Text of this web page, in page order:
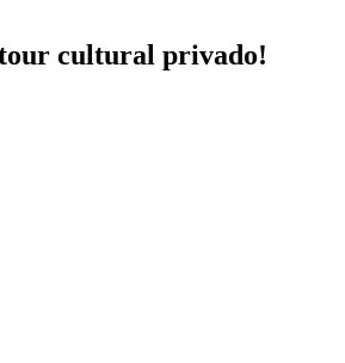
tour cultural privado!